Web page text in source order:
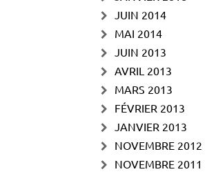
JUIN 2014
MAI 2014
JUIN 2013
AVRIL 2013
MARS 2013
FÉVRIER 2013
JANVIER 2013
NOVEMBRE 2012
NOVEMBRE 2011